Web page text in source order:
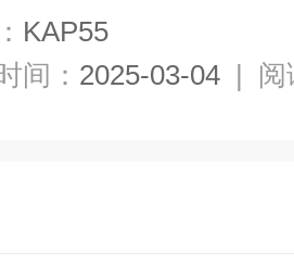
KAP55
间： 2025-03-04 | 阅